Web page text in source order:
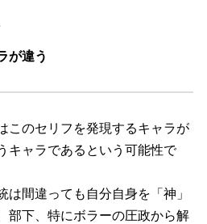
が違う
このセリフを発現するキャラが
キャラであるという可能性で
は間違っても自分自身を「神」
部下、特にボラーの圧政から解